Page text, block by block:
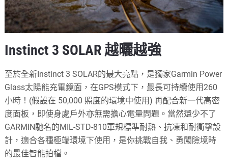
Instinct 3 SOLAR 越曬越強
至於全新Instinct 3 SOLAR的最大亮點，是獨家Garmin Power
Glass太陽能充電鏡面，在GPS模式下，最長可持續使用260
小時！(假設在 50,000 照度的環境中使用) 再配合新一代高密
度面板，即使身處戶外亦無需擔心電量問題。當然還少不了
GARMIN馳名的MIL-STD-810軍規標準耐熱、抗凍和耐衝擊設
計，適合各種極端環境下使用，是你挑戰自我、勇闖險境時
的最佳智能拍檔。